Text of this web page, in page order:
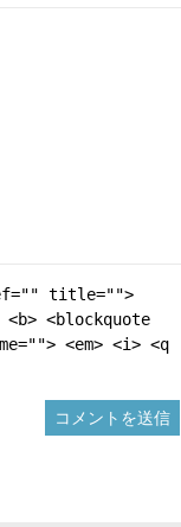
title="">
<blockquote
<em> <i> <q